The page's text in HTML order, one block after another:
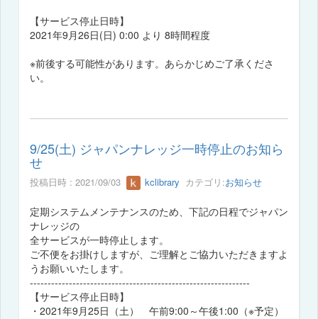
【サービス停止日時】
2021年9月26日(日) 0:00 より 8時間程度
※前後する可能性があります。あらかじめご了承くださ
い。
9/25(土) ジャパンナレッジ一時停止のお知ら
せ
投稿日時 : 2021/09/03 kclibrary カテゴリ:お知らせ
定期システムメンテナンスのため、下記の日程でジャパン
ナレッジの
全サービスが一時停止します。
ご不便をお掛けしますが、ご理解とご協力いただきますよ
うお願いいたします。
--------------------------------------------------------------
【サービス停止日時】
・2021年9月25日（土） 午前9:00～午後1:00（※予定）